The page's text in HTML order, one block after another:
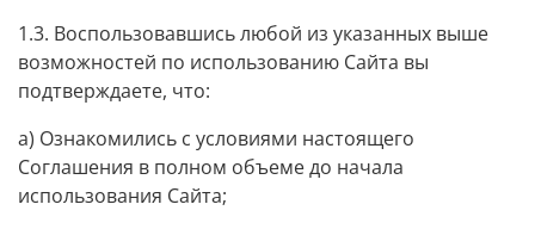
1.3. Воспользовавшись любой из указанных выше
возможностей по использованию Сайта вы
подтверждаете, что:
а) Ознакомились с условиями настоящего
Соглашения в полном объеме до начала
использования Сайта;